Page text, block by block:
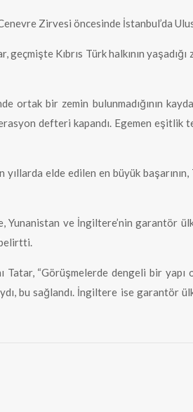
Zirvesi öncesinde İstanbul’da
geçmişte Kıbrıs Türk halkının
ortak bir zemin bulunmadığının
defteri kapandı. Egemen eşitlik
elde edilen en büyük
Yunanistan ve İngiltere’nin garantör
“Görüşmelerde dengeli bir yapı
bu sağlandı. İngiltere ise